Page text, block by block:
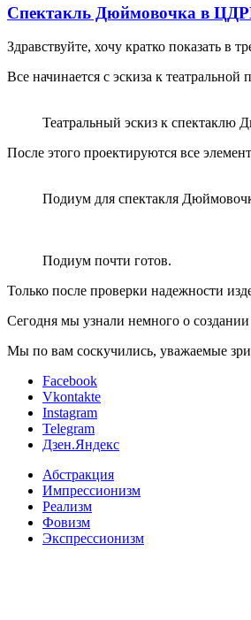
Спектакль Дюймовочка в
Здравствуйте, хочу кратко показать в
Все начинается с эскиза к театральной
Театральный эскиз к
После этого проектируются все
Подиум для спектакля
Подиум почти готов.
Только после проверки надежности
Сегодня мы узнали немного о создании
Мы по вам соскучились, уважаемые
Facebook
Vkontakte
Instagram
Telegram
Дзен.Яндекс
Абстракция
Импрессионизм
Реализм
Фовизм
Экспрессионизм